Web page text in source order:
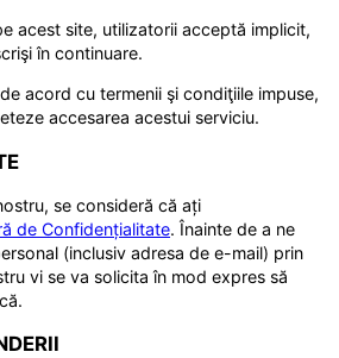
acest site, utilizatorii acceptă implicit,
în continuare.
acord cu termenii şi condiţiile impuse,
accesarea acestui serviciu.
se consideră că ați
de Confidențialitate. Înainte de a ne
(inclusiv adresa de e-mail) prin
vi se va solicita în mod expres să